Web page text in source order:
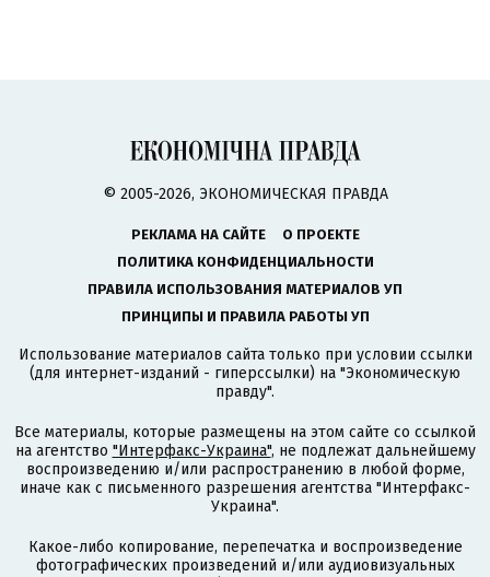
© 2005-2026, ЭКОНОМИЧЕСКАЯ ПРАВДА
РЕКЛАМА НА САЙТЕ
О ПРОЕКТЕ
ПОЛИТИКА КОНФИДЕНЦИАЛЬНОСТИ
ПРАВИЛА ИСПОЛЬЗОВАНИЯ МАТЕРИАЛОВ УП
ПРИНЦИПЫ И ПРАВИЛА РАБОТЫ УП
Использование материалов сайта только при условии ссылки
(для интернет-изданий - гиперссылки) на "Экономическую
правду".
Все материалы, которые размещены на этом сайте со ссылкой
на агентство "Интерфакс-Украина", не подлежат дальнейшему
воспроизведению и/или распространению в любой форме,
иначе как с письменного разрешения агентства "Интерфакс-
Украина".
Какое-либо копирование, перепечатка и воспроизведение
фотографических произведений и/или аудиовизуальных